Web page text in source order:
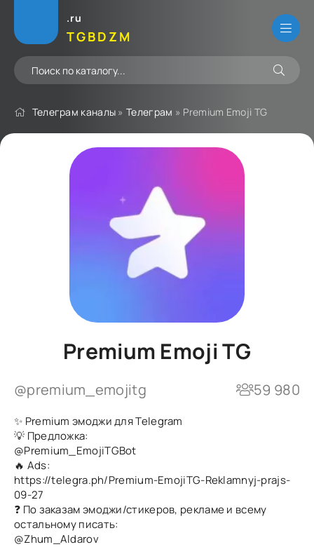
.ru
TGBDZM
Телеграм каналы »Телеграм » Premium Emoji TG
Premium Emoji TG
@premium_emojitg 59 980
✨ Premium эмоджи для Telegram
💡 Предложка:
@Premium_EmojiTGBot
🔥 Ads:
https://telegra.ph/Premium-EmojiTG-Reklamnyj-prajs-
09-27
❓ По заказам эмоджи/стикеров, рекламе и всему
остальному писать:
@Zhum_Aldarov